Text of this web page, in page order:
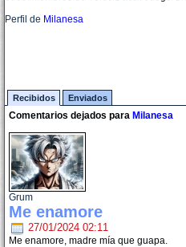
Perfil de Milanesa
Recibidos Enviados
Comentarios dejados para Milanesa
Grum
Me enamore
27/01/2024 02:11
Me enamore, madre mía que guapa.